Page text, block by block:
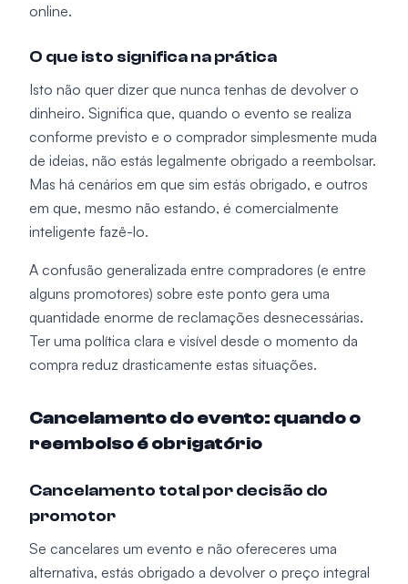
online.
O que isto significa na prática
Isto não quer dizer que nunca tenhas de devolver o
dinheiro. Significa que, quando o evento se realiza
conforme previsto e o comprador simplesmente muda
de ideias, não estás legalmente obrigado a reembolsar.
Mas há cenários em que sim estás obrigado, e outros
em que, mesmo não estando, é comercialmente
inteligente fazê-lo.
A confusão generalizada entre compradores (e entre
alguns promotores) sobre este ponto gera uma
quantidade enorme de reclamações desnecessárias.
Ter uma política clara e visível desde o momento da
compra reduz drasticamente estas situações.
Cancelamento do evento: quando o
reembolso é obrigatório
Cancelamento total por decisão do
promotor
Se cancelares um evento e não ofereceres uma
alternativa, estás obrigado a devolver o preço integral